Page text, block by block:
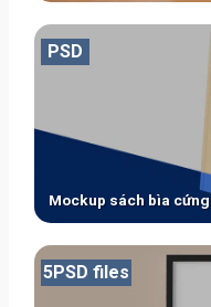
Mockup sách bìa cứng
PSD
5PSD files